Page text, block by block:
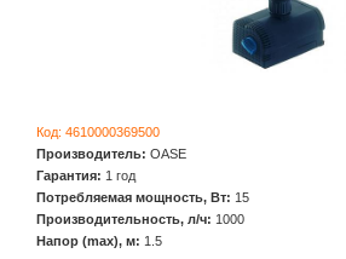
Код: 4610000369500
Производитель: OASE
Гарантия: 1 год
Потребляемая мощность, Вт: 15
Производительность, л/ч: 1000
Напор (max), м: 1.5